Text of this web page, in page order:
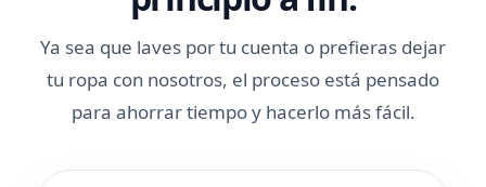
Ya sea que laves por tu cuenta o prefieras dejar
tu ropa con nosotros, el proceso está pensado
para ahorrar tiempo y hacerlo más fácil.